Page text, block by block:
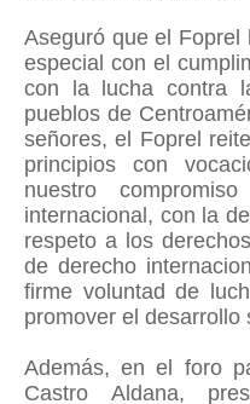
Aseguró que el Foprel
especial con el
con la lucha contra
pueblos de
señores, el Foprel
principios con
nuestro
internacional, con la
respeto a los
de derecho
firme voluntad de
promover el desarrollo
Además, en el foro
Castro Aldana,